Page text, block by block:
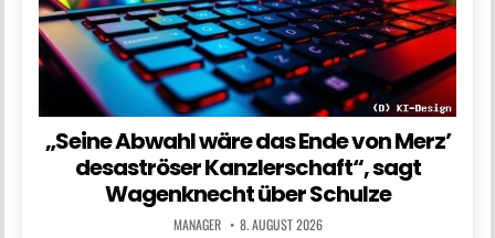
„Seine Abwahl wäre das Ende von Merz’
desaströser Kanzlerschaft“, sagt
Wagenknecht über Schulze
MANAGER 8. AUGUST 2026